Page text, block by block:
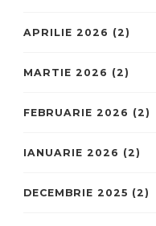
APRILIE 2026 (2)
MARTIE 2026 (2)
FEBRUARIE 2026 (2)
IANUARIE 2026 (2)
DECEMBRIE 2025 (2)